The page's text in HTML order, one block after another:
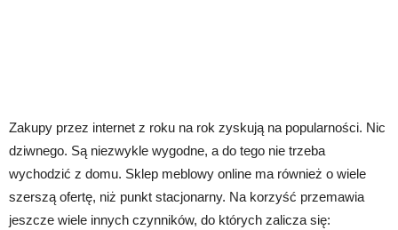
Zakupy przez internet z roku na rok zyskują na popularności. Nic
dziwnego. Są niezwykle wygodne, a do tego nie trzeba
wychodzić z domu. Sklep meblowy online ma również o wiele
szerszą ofertę, niż punkt stacjonarny. Na korzyść przemawia
jeszcze wiele innych czynników, do których zalicza się: